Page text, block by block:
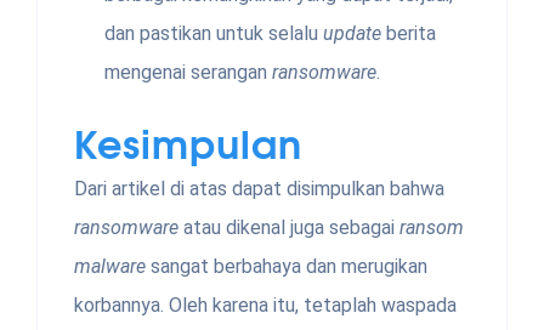
dan pastikan untuk selalu update berita
mengenai serangan ransomware.
Kesimpulan
Dari artikel di atas dapat disimpulkan bahwa
ransomware atau dikenal juga sebagai ransom
malware sangat berbahaya dan merugikan
korbannya. Oleh karena itu, tetaplah waspada